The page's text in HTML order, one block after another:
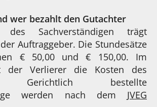
wer bezahlt den Gutachter
des Sachverständigen trägt
Auftraggeber. Die Stundesätze
€ 50,00 und € 150,00. Im
der Verlierer die Kosten des
Gerichtlich bestellte
werden nach dem JVEG